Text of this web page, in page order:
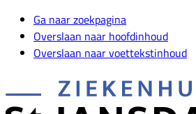
Ga naar zoekpagina
Overslaan naar hoofdinhoud
Overslaan naar voettekstinhoud